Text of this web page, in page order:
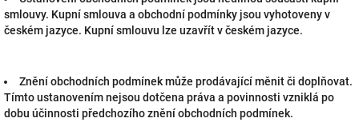
smlouvy. Kupní smlouva a obchodní podmínky jsou vyhotoveny v
českém jazyce. Kupní smlouvu lze uzavřít v českém jazyce.
Znění obchodních podmínek může prodávající měnit či doplňovat.
Tímto ustanovením nejsou dotčena práva a povinnosti vzniklá po
dobu účinnosti předchozího znění obchodních podmínek.